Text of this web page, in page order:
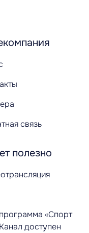
связь
полезно
«Спорт
доступен